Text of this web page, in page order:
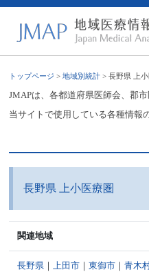
トップページ >地域別統計 > 長野県 上
JMAPは、各都道府県医師会、郡
当サイトで使用している各種情報
長野県 上小医療圏
関連地域
長野県 ｜上田市 ｜東御市 ｜青木